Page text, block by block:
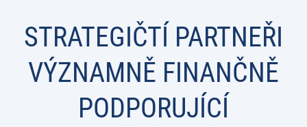
STRATEGIČTÍ PARTNEŘI
VÝZNAMNĚ FINANČNĚ
PODPORUJÍCÍ